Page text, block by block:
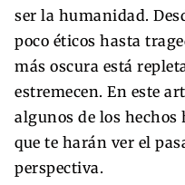
ser la humanidad.
poco éticos hasta
más oscura está
estremecen. En este
algunos de los
que te harán ver el
perspectiva.